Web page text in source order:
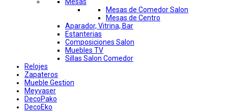
Mesas
Mesas de Comedor Salon
Mesas de Centro
Aparador, Vitrina, Bar
Estanterias
Composiciones Salon
Muebles TV
Sillas Salon Comedor
Relojes
Zapateros
Mueble Gestion
Meyvaser
DecoPako
DecoEko